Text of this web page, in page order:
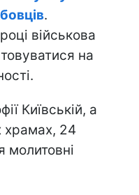
.
військова
на
Київській, а
храмах, 24
молитовні